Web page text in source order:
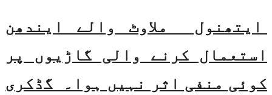
ایتھنول ملاوٹ والے ایندھن
استعمال کرنے والی گاڑیوں پر
کوئی منفی اثر نہیں ہوا۔ گڈکری